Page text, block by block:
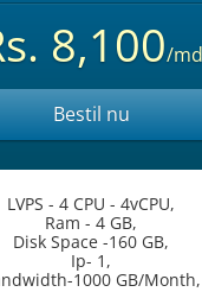
8,100/md
Bestil nu
LVPS - 4 CPU - 4vCPU,
Ram - 4 GB,
Disk Space -160 GB,
Ip- 1,
1000 GB/Month,